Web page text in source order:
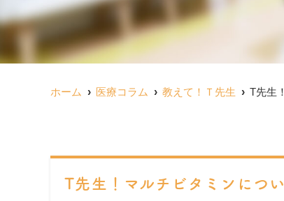
ホーム 医療コラム 教えて！Ｔ先生 T先生
T先生！マルチビタミンについ